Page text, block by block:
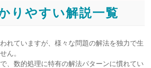
りやすい解説一覧
れていますが、様々な問題の解法を独力で生
ん。
、数的処理に特有の解法パターンに慣れてい